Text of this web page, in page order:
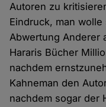
Autoren zu
Eindruck, man
Abwertung Anderer
Hararis Bücher
nachdem
Kahneman den
nachdem sogar der